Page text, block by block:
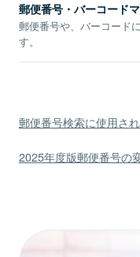
郵便番号・バーコード
郵便番号や、バーコード
す。
郵便番号検索に使用さ
2025年度版郵便番号の